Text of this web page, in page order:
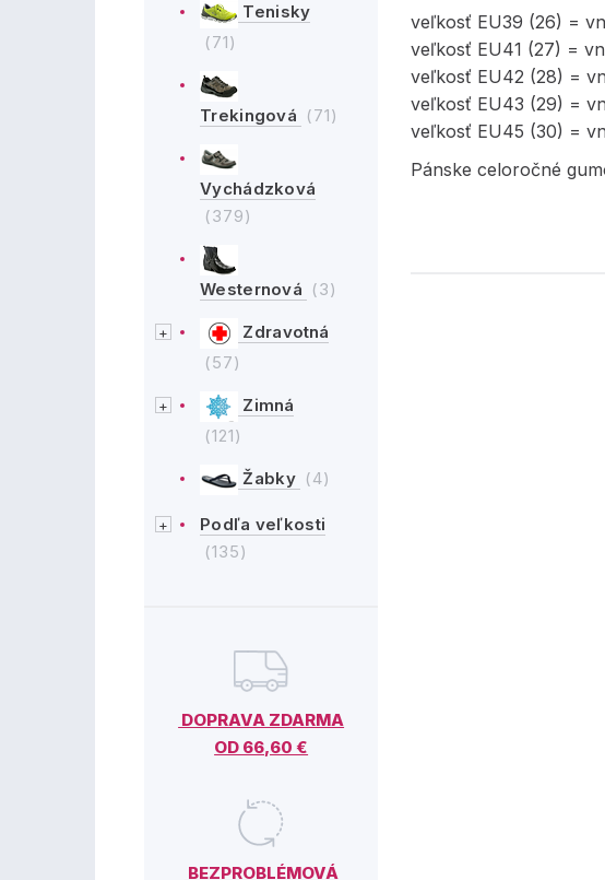
Tenisky
(71)
Trekingová (71)
Vychádzková
(379)
Westernová (3)
Zdravotná
(57)
Zimná
(121)
Žabky (4)
Podľa veľkosti
(135)
DOPRAVA ZDARMA
OD 66,60 €
BEZPROBLÉMOVÁ
veľkosť EU39 (26) =
veľkosť EU41 (27) =
veľkosť EU42 (28) =
veľkosť EU43 (29) =
veľkosť EU45 (30) =
Pánske celoročné